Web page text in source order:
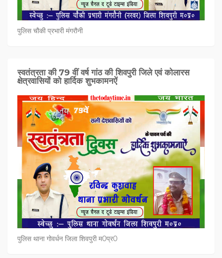
पुलिस चौकी प्रभारी मंगरौनी
स्वतंत्रता की 79 वीं वर्ष गांठ की शिवपुरी जिले एवं कोलारस
क्षेत्रवासियों को हार्दिक शुभकामनऐं
पुलिस थाना गोवर्धन जिला शिवपुरी म0प्र0